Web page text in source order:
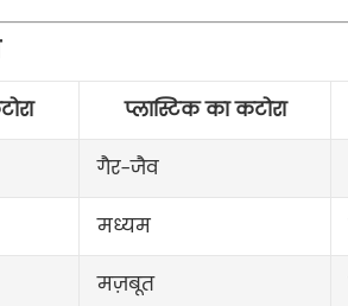
प्लास्टिक का कटोरा
गैर-जैव
मध्यम
मज़बूत